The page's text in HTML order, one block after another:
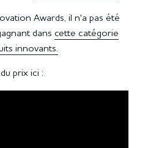
Awards, il n'a pas été
dans cette catégorie
innovants.
prix ici :